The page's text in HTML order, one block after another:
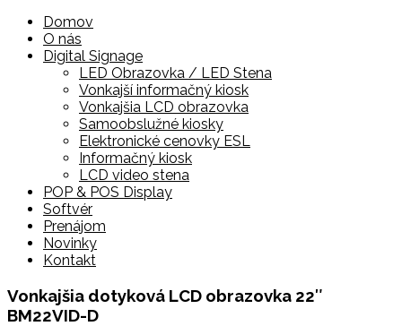
Skip
content
Domov
O nás
Digital Signage
LED Obrazovka / LED Stena
Vonkajší informačný kiosk
Vonkajšia LCD obrazovka
Samoobslužné kiosky
Elektronické cenovky ESL
Informačný kiosk
LCD video stena
POP & POS Display
Softvér
Prenájom
Novinky
Kontakt
Vonkajšia dotyková LCD obrazovka 22″
BM22VID-D